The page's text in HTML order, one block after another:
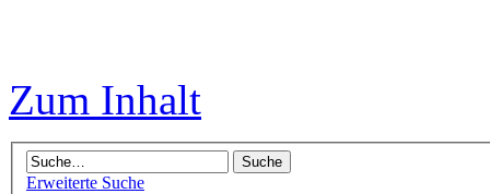
Zum Inhalt
Erweiterte Suche